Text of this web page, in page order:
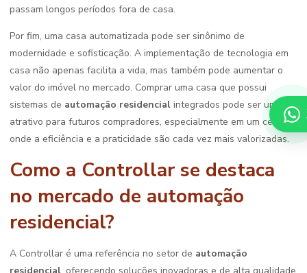
passam longos períodos fora de casa.
Por fim, uma casa automatizada pode ser sinônimo de
modernidade e sofisticação. A implementação de tecnologia em
casa não apenas facilita a vida, mas também pode aumentar o
valor do imóvel no mercado. Comprar uma casa que possui
sistemas de automação residencial integrados pode ser um
atrativo para futuros compradores, especialmente em um cenário
onde a eficiência e a praticidade são cada vez mais valorizadas.
Como a Controllar se destaca
no mercado de automação
residencial?
A Controllar é uma referência no setor de automação